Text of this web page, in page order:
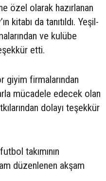
özel olarak hazırlanan
kitabı da tanıtıldı. Yeşil-
ve kulübe
etti.
giyim firmalarından
mücadele edecek olan
dolayı teşekkür
takımının
düzenlenen akşam